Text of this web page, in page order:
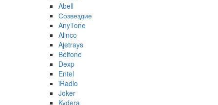
Abell
Созвездие
AnyTone
Alinco
Ajetrays
Belfone
Dexp
Entel
iRadio
Joker
Kydera